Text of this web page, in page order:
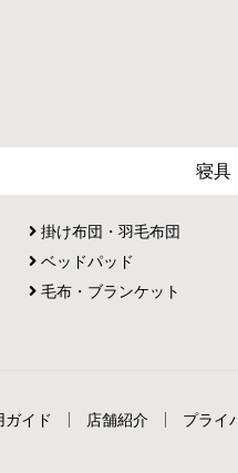
寝具
掛け布団・羽毛布団
ベッドパッド
毛布・ブランケット
ガイド 店舗紹介 プライ